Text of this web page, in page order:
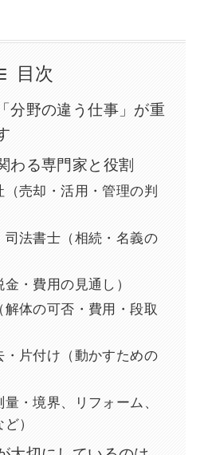
目次
分野の違う仕事」が重
わる専門家と役割
（売却・活用・管理の判
司法書士（相続・名義の
・費用の見通し）
解体の可否・費用・段取
・片付け（動かすための
・境界、リフォーム、
）